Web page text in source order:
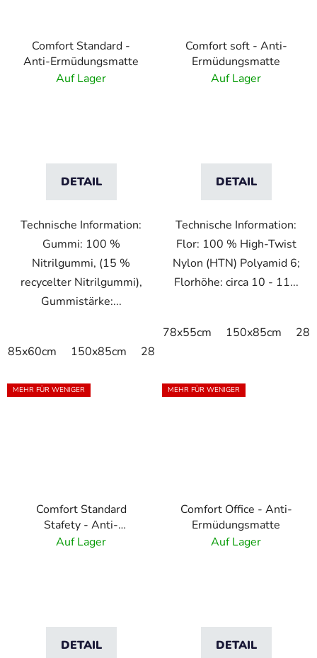
Comfort Standard -
Anti-Ermüdungsmatte
Auf Lager
DETAIL
Technische Information:
Gummi: 100 %
Nitrilgummi, (15 %
recycelter Nitrilgummi),
Gummistärke:...
85x60cm 150x85cm 285x85cm
Comfort soft - Anti-
Ermüdungsmatte
Auf Lager
DETAIL
Technische Information:
Flor: 100 % High-Twist
Nylon (HTN) Polyamid 6;
Florhöhe: circa 10 - 11...
78x55cm 150x85cm
MEHR FÜR WENIGER
Comfort Standard
Stafety - Anti-
Ermüdungsmatte
Auf Lager
DETAIL
MEHR FÜR WENIGER
Comfort Office - Anti-
Ermüdungsmatte
Auf Lager
DETAIL